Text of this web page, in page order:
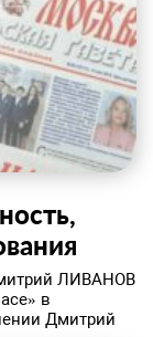
ЛИВАНОВ
в
Дмитрий